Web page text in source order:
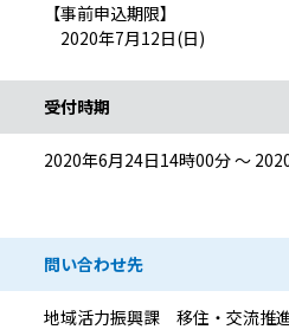
【事前申込期限】
2020年7月12日(日)
受付時期
2020年6月24日14時00分 ～
問い合わせ先
地域活力振興課 移住・交流推